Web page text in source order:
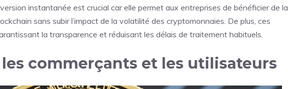
instantanée est crucial car elle permet aux entreprises de bénéficier de la
sans subir l’impact de la volatilité des cryptomonnaies. De plus, ces
la transparence et réduisant les délais de traitement habituels.
commerçants et les utilisateurs